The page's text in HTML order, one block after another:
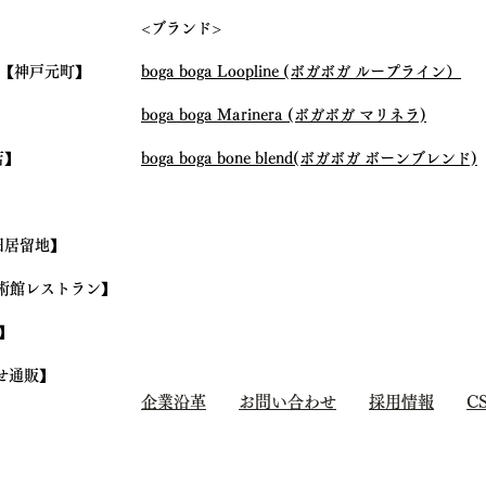
いただきました。
神戸元町】
留地】
館レストラン】
通販】
<ブランド>
boga boga Loopline (ボガボガ ループライン）
boga boga Marinera (ボガボガ マリネラ)
boga boga bone blend(ボガボガ ボーンブレンド)
企業沿革 お問い合わせ 採用情報